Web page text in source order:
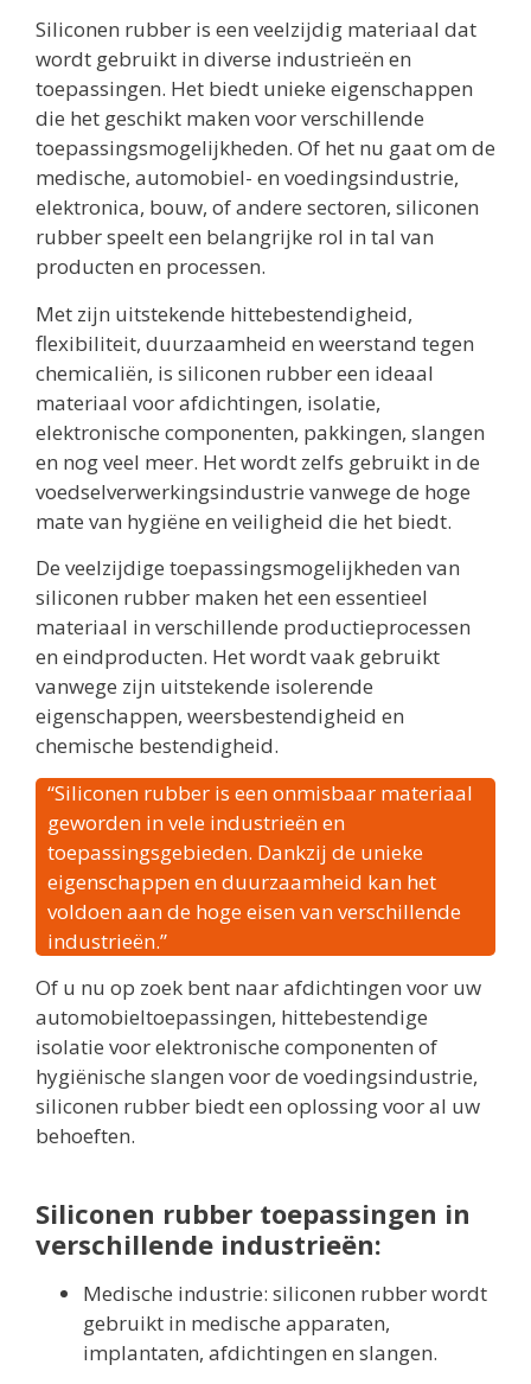
Siliconen rubber is een veelzijdig materiaal dat
wordt gebruikt in diverse industrieën en
toepassingen. Het biedt unieke eigenschappen
die het geschikt maken voor verschillende
toepassingsmogelijkheden. Of het nu gaat om de
medische, automobiel- en voedingsindustrie,
elektronica, bouw, of andere sectoren, siliconen
rubber speelt een belangrijke rol in tal van
producten en processen.
Met zijn uitstekende hittebestendigheid,
flexibiliteit, duurzaamheid en weerstand tegen
chemicaliën, is siliconen rubber een ideaal
materiaal voor afdichtingen, isolatie,
elektronische componenten, pakkingen, slangen
en nog veel meer. Het wordt zelfs gebruikt in de
voedselverwerkingsindustrie vanwege de hoge
mate van hygiëne en veiligheid die het biedt.
De veelzijdige toepassingsmogelijkheden van
siliconen rubber maken het een essentieel
materiaal in verschillende productieprocessen
en eindproducten. Het wordt vaak gebruikt
vanwege zijn uitstekende isolerende
eigenschappen, weersbestendigheid en
chemische bestendigheid.
“Siliconen rubber is een onmisbaar materiaal
geworden in vele industrieën en
toepassingsgebieden. Dankzij de unieke
eigenschappen en duurzaamheid kan het
voldoen aan de hoge eisen van verschillende
industrieën.”
Of u nu op zoek bent naar afdichtingen voor uw
automobieltoepassingen, hittebestendige
isolatie voor elektronische componenten of
hygiënische slangen voor de voedingsindustrie,
siliconen rubber biedt een oplossing voor al uw
behoeften.
Siliconen rubber toepassingen in
verschillende industrieën:
Medische industrie: siliconen rubber wordt
gebruikt in medische apparaten,
implantaten, afdichtingen en slangen.